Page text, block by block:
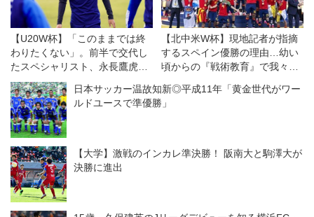
【U20W杯】「このままでは終
わりたくない」。前半で交代し
たスペシャリスト、永長鷹虎が
感じた悔しさの価値
【北中米W杯】現地記者が指摘
するスペイン優勝の理由…幼い
頃からの『戦術教育』で我々は
ールを「５００ユーロ札のよう
に」扱う
日本サッカー温故知新◎平成11年「黄金世代がワー
ルドユースで準優勝」
【大学】激戦のインカレ準決勝！ 阪南大と駒澤大が
決勝に進出